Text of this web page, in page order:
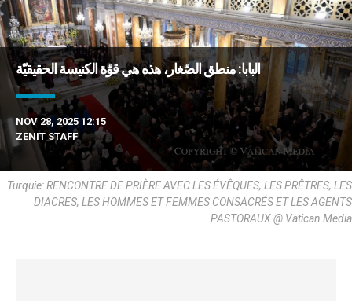
البابا: منطق الصّغار، هذه هي قوّة الكنيسة الحقيقيّة
NOV 28, 2025 12:15
ZENIT STAFF
Turquie: RENCONTRE DE PRIÈRE AVEC LES ÉVÊQUES, LES PRÊTRES, LES
DIACRES, LES HOMMES ET FEMMES CONSACRÉS ET LES AGENTS
PASTORAUX @ Vatican Media